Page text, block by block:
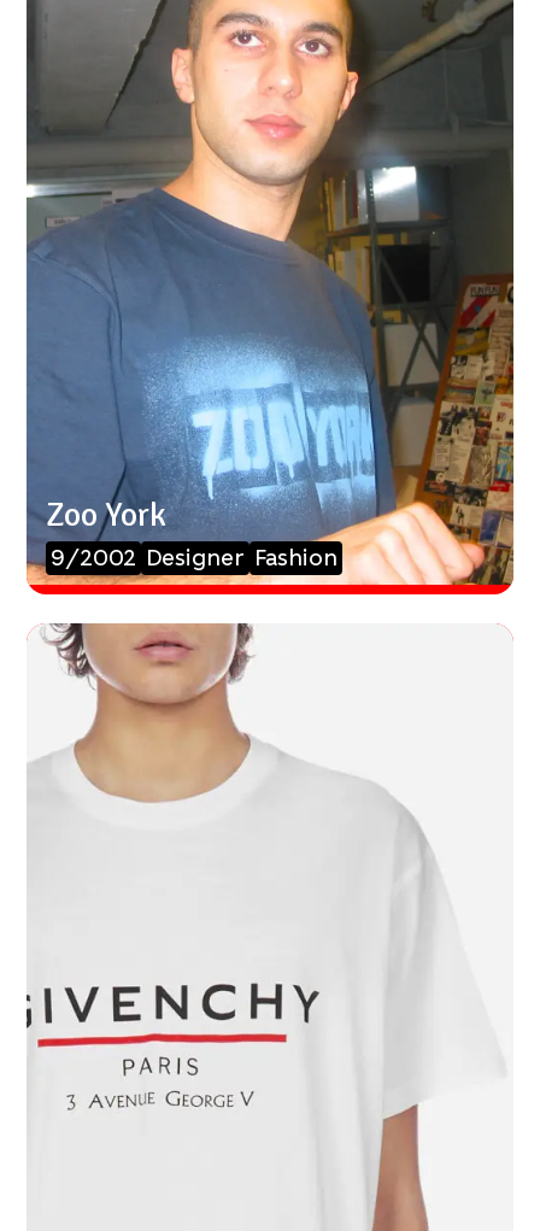
Zoo York
9/2002 Designer Fashion